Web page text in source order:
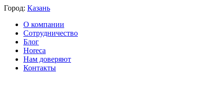
Город: Казань
О компании
Сотрудничество
Блог
Horeca
Нам доверяют
Контакты